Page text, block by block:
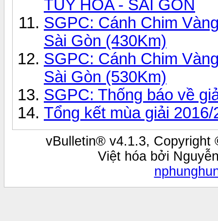
TUY HÒA - SÀI GÒN
SGPC: Cánh Chim
Sài Gòn (430Km)
SGPC: Cánh Chim
Sài Gòn (530Km)
SGPC: Thống báo về
Tổng kết mùa giải 2016/
vBulletin® v4.1.3, Copyright
Việt hóa bởi